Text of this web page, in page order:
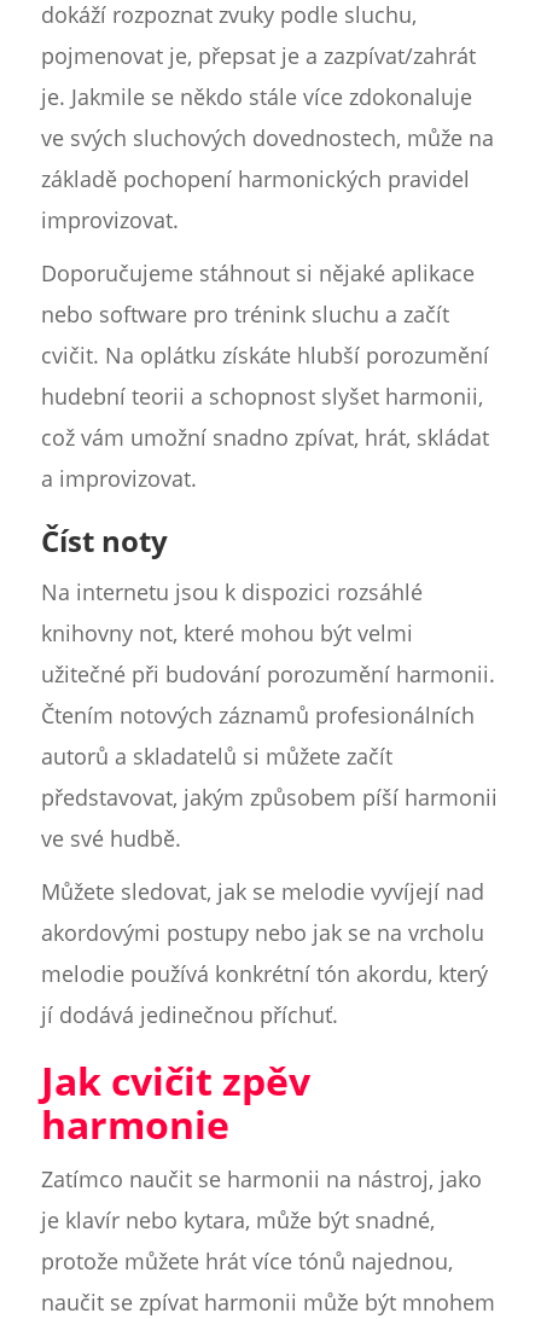
dokáží rozpoznat zvuky podle sluchu,
pojmenovat je, přepsat je a zazpívat/zahrát
je. Jakmile se někdo stále více zdokonaluje
ve svých sluchových dovednostech, může na
základě pochopení harmonických pravidel
improvizovat.
Doporučujeme stáhnout si nějaké aplikace
nebo software pro trénink sluchu a začít
cvičit. Na oplátku získáte hlubší porozumění
hudební teorii a schopnost slyšet harmonii,
což vám umožní snadno zpívat, hrát, skládat
a improvizovat.
Číst noty
Na internetu jsou k dispozici rozsáhlé
knihovny not, které mohou být velmi
užitečné při budování porozumění harmonii.
Čtením notových záznamů profesionálních
autorů a skladatelů si můžete začít
představovat, jakým způsobem píší harmonii
ve své hudbě.
Můžete sledovat, jak se melodie vyvíjejí nad
akordovými postupy nebo jak se na vrcholu
melodie používá konkrétní tón akordu, který
jí dodává jedinečnou příchuť.
Jak cvičit zpěv
harmonie
Zatímco naučit se harmonii na nástroj, jako
je klavír nebo kytara, může být snadné,
protože můžete hrát více tónů najednou,
naučit se zpívat harmonii může být mnohem